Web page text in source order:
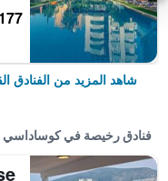
177 ﷼
شاهد المزيد من الفنادق
فنادق رخيصة في كوساداسي